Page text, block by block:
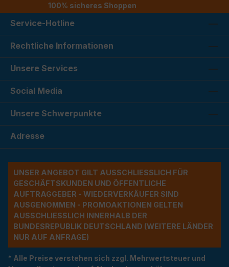
100% sicheres Shoppen
Service-Hotline
Rechtliche Informationen
Unsere Services
Social Media
Unsere Schwerpunkte
Adresse
UNSER ANGEBOT GILT AUSSCHLIESSLICH FÜR G
ESCHÄFTSKUNDEN UND ÖFFENTLICHE A
UFTRAGGEBER - WIEDERVERKÄUFER SIND A
USGENOMMEN - PROMOAKTIONEN GELTEN A
USSCHLIESSLICH INNERHALB DER BU
NDESREPUBLIK DEUTSCHLAND (WEITERE LÄNDER NU
R AUF ANFRAGE)
* Alle Preise verstehen sich zzgl. Mehrwertsteuer und